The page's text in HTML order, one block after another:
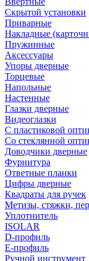
Скрытой установки
Приварные
Накладные
Пружинные
Аксессуары
Упоры дверные
Торцевые
Напольные
Настенные
Глазки дверные
Видеоглазки
С пластиковой
Со стеклянной
Доводчики дверные
Фурнитура
Ответные планки
Цифры дверные
Квадраты для ручек
Метизы, стяжки,
Уплотнитель
ISOLAR
D-профиль
Е-профиль
Ручной инструмент